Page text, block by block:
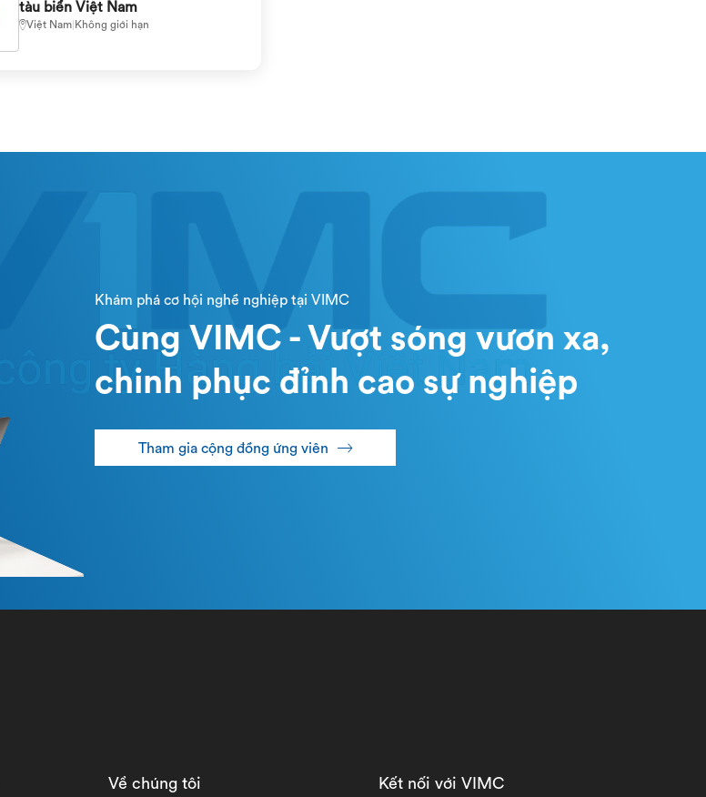
tàu biển Việt Nam
Việt Nam|Không giới hạn
Khám phá cơ hội nghề nghiệp tại VIMC
Cùng VIMC - Vượt sóng vươn xa,
chinh phục đỉnh cao sự nghiệp
Tham gia cộng đồng ứng viên
Về chúng tôi Kết nối với VIMC